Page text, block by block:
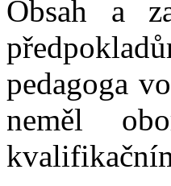
Obsah a
pedagoga
neměl